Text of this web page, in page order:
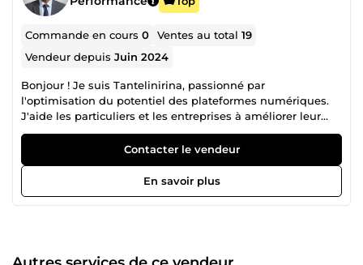
Commande en cours0 Ventes au total19
Vendeur depuisJuin 2024
Bonjour ! Je suis Tantelinirina, passionné par
l'optimisation du potentiel des plateformes numériques.
J'aide les particuliers et les entreprises à améliorer leur
efficacité opérationnelle en gérant des bases de données,
en élaborant des campagnes ciblées et en développant
des systèmes d'information intuitifs qui dépassent les
attentes pour répondre à divers besoins professionnels.
Mon éthique de travail repose sur des valeurs telles que le
démontrer l'excellence et d'assurer la satisfaction des
Contacter le vendeur
En savoir plus